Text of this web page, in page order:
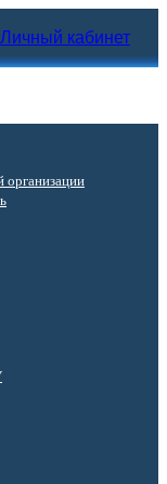
Личный кабинет
организации